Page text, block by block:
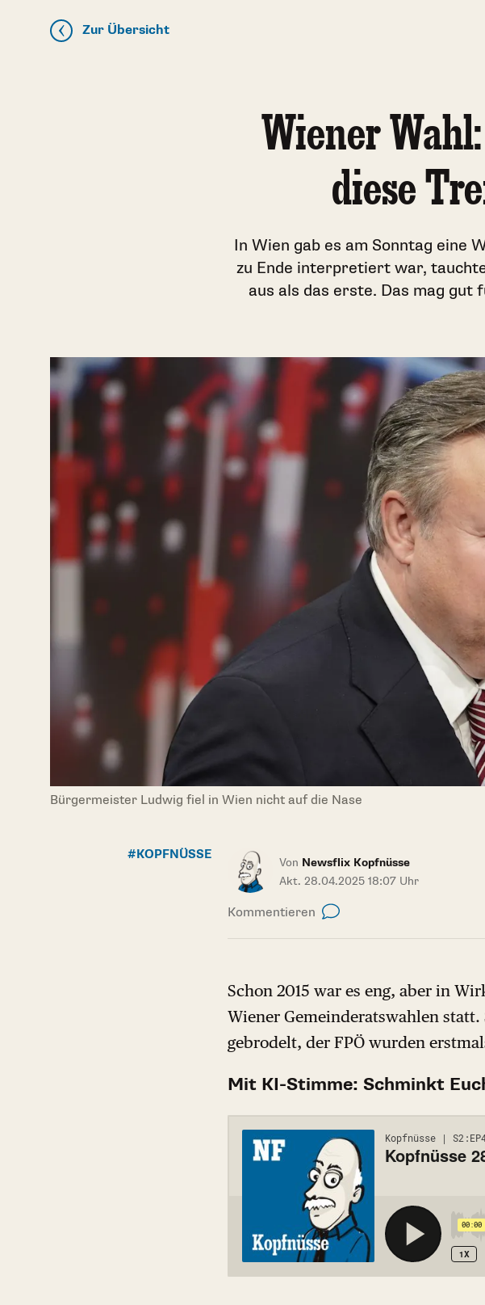
Zur Übersicht
Wiener
diese
In Wien gab es am Sonntag eine
zu Ende interpretiert war,
aus als das erste. Das mag gut
Bürgermeister Ludwig fiel in Wien nicht auf die Nase
#KOPFNÜSSE
Von Newsflix Kopfnüsse
Akt. 28.04.2025 18:07 Uhr
Kommentieren
Schon 2015 war es eng, aber in
Wiener Gemeinderatswahlen
gebrodelt, der FPÖ wurden
Mit KI-Stimme: Schminkt